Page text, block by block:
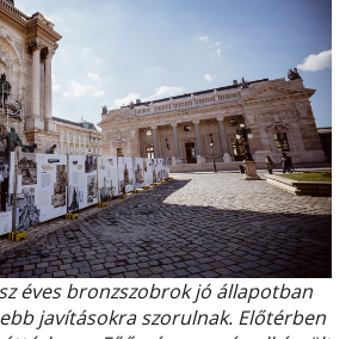
éves bronzszobrok jó állapotban
javításokra szorulnak. Előtérben